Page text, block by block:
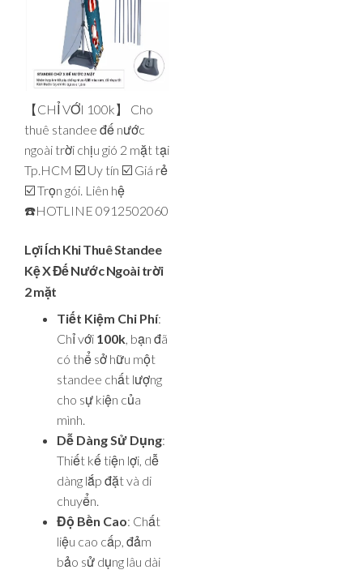
【CHỈ VỚI 100k】 Cho
thuê standee đế nước
ngoài trời chịu gió 2 mặt tại
Tp.HCM ☑️ Uy tín ☑️ Giá rẻ
☑️ Trọn gói. Liên hệ
☎️HOTLINE 0912502060
Lợi Ích Khi Thuê Standee
Kệ X Đế Nước Ngoài trời
2 mặt
Tiết Kiệm Chi Phí:
Chỉ với 100k, bạn đã
có thể sở hữu một
standee chất lượng
cho sự kiện của
mình.
Dễ Dàng Sử Dụng:
Thiết kế tiện lợi, dễ
dàng lắp đặt và di
chuyển.
Độ Bền Cao: Chất
liệu cao cấp, đảm
bảo sử dụng lâu dài